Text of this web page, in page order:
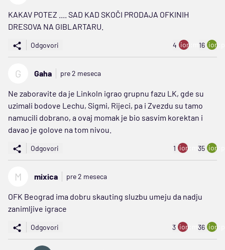
KAKAV POTEZ .... SAD KAD SKOČI PRODAJA OFKINIH
DRESOVA NA GIBLARTARU.
Odgovori 4 ion:minus
16
G Gaha pre 2 meseca
Ne zaboravite da je Linkoln igrao grupnu fazu LK, gde su
uzimali bodove Lechu, Sigmi, Rijeci, pa i Zvezdu su tamo
namucili dobrano, a ovaj momak je bio sasvim korektan i
davao je golove na tom nivou.
Odgovori 1 ion:minus
35
M mixica pre 2 meseca
OFK Beograd ima dobru skauting sluzbu umeju da nadju
zanimljive igrace
Odgovori 3 ion:minus
36